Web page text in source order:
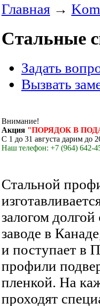
Главная →
Стальные
Задать
Вызвать
Внимание!
Акция "ПОРЯДОК В
С 1 до 31 августа дарим до
Наш телефон: +7 (964) 642-
Стальной
залогом
заводе в
и поступает в
профили
пленкой. На
проходят